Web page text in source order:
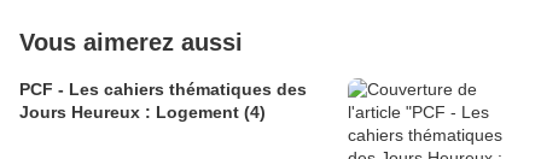
Vous aimerez aussi
PCF - Les cahiers thématiques des
Jours Heureux : Logement (4)